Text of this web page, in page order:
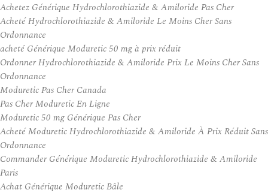
Achetez Générique Hydrochlorothiazide & Amiloride Pas Cher
Acheté Hydrochlorothiazide & Amiloride Le Moins Cher Sans
Ordonnance
acheté Générique Moduretic 50 mg à prix réduit
Ordonner Hydrochlorothiazide & Amiloride Prix Le Moins Cher Sans
Ordonnance
Moduretic Pas Cher Canada
Pas Cher Moduretic En Ligne
Moduretic 50 mg Générique Pas Cher
Acheté Moduretic Hydrochlorothiazide & Amiloride À Prix Réduit Sans
Ordonnance
Commander Générique Moduretic Hydrochlorothiazide & Amiloride
Paris
Achat Générique Moduretic Bâle